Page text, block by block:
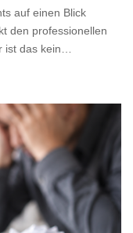
auf einen Blick
den professionellen
ist das kein
mehreren